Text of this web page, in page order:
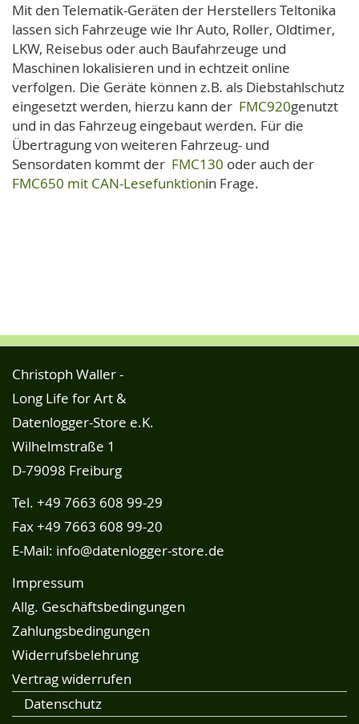
Mit den Telematik-Geräten der Herstellers Teltonika
lassen sich Fahrzeuge wie Ihr Auto, Roller, Oldtimer,
LKW, Reisebus oder auch Baufahrzeuge und
Maschinen lokalisieren und in echtzeit online
verfolgen. Die Geräte können z.B. als Diebstahlschutz
eingesetzt werden, hierzu kann der FMC920genutzt
und in das Fahrzeug eingebaut werden. Für die
Übertragung von weiteren Fahrzeug- und
Sensordaten kommt der FMC130 oder auch der
FMC650 mit CAN-Lesefunktionin Frage.
Christoph Waller -
Long Life for Art &
Datenlogger-Store e.K.
Wilhelmstraße 1
D-79098 Freiburg
Tel. +49 7663 608 99-29
Fax +49 7663 608 99-20
E-Mail: info@datenlogger-store.de
Impressum
Allg. Geschäftsbedingungen
Zahlungsbedingungen
Widerrufsbelehrung
Vertrag widerrufen
Datenschutz